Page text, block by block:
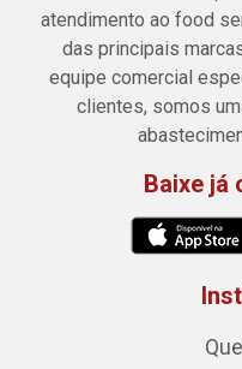
atendimento ao food
das principais
equipe comercial
clientes, somos
Baixe já